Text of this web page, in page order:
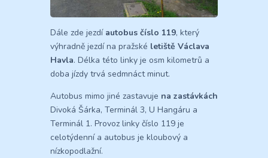
Dále zde jezdí autobus číslo 119, který
výhradně jezdí na pražské letiště Václava
Havla. Délka této linky je osm kilometrů a
doba jízdy trvá sedmnáct minut.
Autobus mimo jiné zastavuje na zastávkách
Divoká Šárka, Terminál 3, U Hangáru a
Terminál 1. Provoz linky číslo 119 je
celotýdenní a autobus je kloubový a
nízkopodlažní.